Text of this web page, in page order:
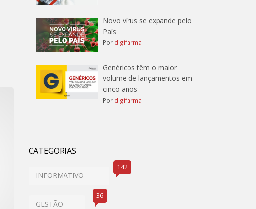
Novo vírus se expande pelo
País
Por digifarma
Genéricos têm o maior
volume de lançamentos em
cinco anos
Por digifarma
CATEGORIAS
INFORMATIVO
142
GESTÃO
36